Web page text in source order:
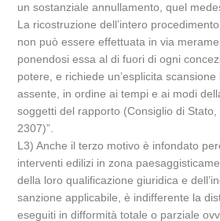
un sostanziale annullamento, quel
La ricostruzione dell’intero
non può essere effettuata in via
ponendosi essa al di fuori di ogni
potere, e richiede un’esplicita
assente, in ordine ai tempi e ai modi
soggetti del rapporto (Consiglio di Stato,
2307)”.
L3) Anche il terzo motivo è infondato
interventi edilizi in zona
della loro qualificazione giuridica e
sanzione applicabile, è indifferente la
eseguiti in difformità totale o parziale